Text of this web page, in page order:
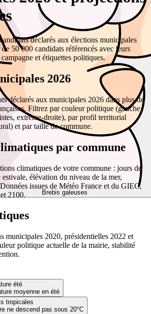
Brebis galeuses
été
moyenne en été
tropicales
ne descend pas sous 20°C
déclarés aux élections municipales
50 000 candidats référencés avec leurs
et étiquettes politiques.
2026
déclarés aux municipales 2026 dans plus de
Filtrez par couleur politique (gauche,
extrême-droite), par profil territorial
et par taille de commune.
par commune
climatiques de votre commune : jours de
élévation du niveau de la mer,
Données issues de Météo France et du GIEC,
2100.
municipales 2020, présidentielles 2022 et
politique actuelle de la mairie, stabilité